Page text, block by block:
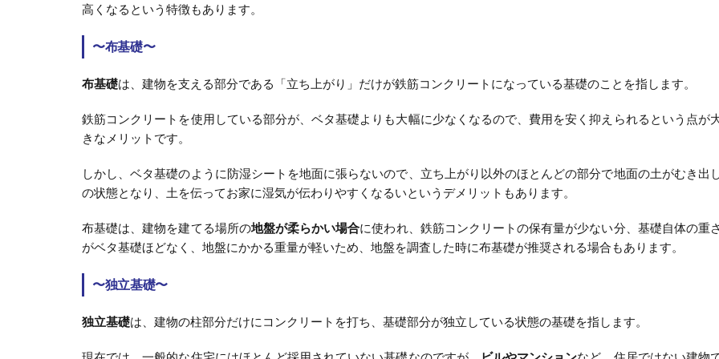
高くなるという特徴もあります。
〜布基礎〜
布基礎は、建物を支える部分である「立ち上がり」だけが鉄筋コンクリートになっている基礎のことを指します。
鉄筋コンクリートを使用している部分が、ベタ基礎よりも大幅に少なくなるので、費用を安く抑えられるという点が
きなメリットです。
しかし、ベタ基礎のように防湿シートを地面に張らないので、立ち上がり以外のほとんどの部分で地面の土がむき出
の状態となり、土を伝ってお家に湿気が伝わりやすくなるいというデメリットもあります。
布基礎は、建物を建てる場所の地盤が柔らかい場合に使われ、鉄筋コンクリートの保有量が少ない分、基礎自体の重さ
がベタ基礎ほどなく、地盤にかかる重量が軽いため、地盤を調査した時に布基礎が推奨される場合もあります。
〜独立基礎〜
独立基礎は、建物の柱部分だけにコンクリートを打ち、基礎部分が独立している状態の基礎を指します。